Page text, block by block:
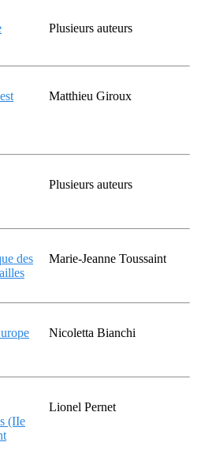
Plusieurs auteurs
Matthieu Giroux
Plusieurs auteurs
des
Marie-Jeanne Toussaint
Nicoletta Bianchi
(IIe
Lionel Pernet